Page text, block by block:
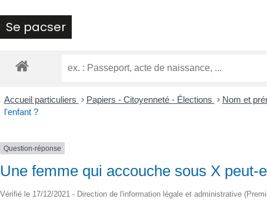
Se pacser
Accueil particuliers > Papiers - Citoyenneté - Élections > Nom et
l'enfant ?
Question-réponse
Une femme qui accouche sous X
Vérifié le 17/12/2021 - Direction de l'information légale et administrative